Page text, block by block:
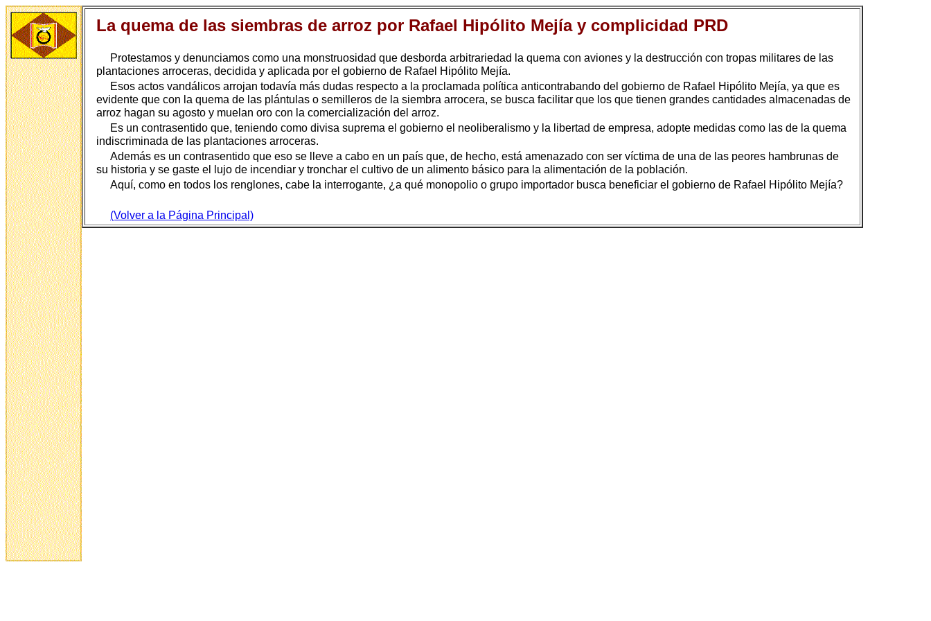
La quema de las siembras de arroz por Rafael Hipólito Mejía y complicidad PRD
Protestamos y denunciamos como una monstruosidad que desborda arbitrariedad la quema con aviones y la destrucción con tropas militares de las
plantaciones arroceras, decidida y aplicada por el gobierno de Rafael Hipólito Mejía.
Esos actos vandálicos arrojan todavía más dudas respecto a la proclamada política anticontrabando del gobierno de Rafael Hipólito Mejía, ya que es
evidente que con la quema de las plántulas o semilleros de la siembra arrocera, se busca facilitar que los que tienen grandes cantidades almacenadas de
arroz hagan su agosto y muelan oro con la comercialización del arroz.
Es un contrasentido que, teniendo como divisa suprema el gobierno el neoliberalismo y la libertad de empresa, adopte medidas como las de la quema
indiscriminada de las plantaciones arroceras.
Además es un contrasentido que eso se lleve a cabo en un país que, de hecho, está amenazado con ser víctima de una de las peores hambrunas de
su historia y se gaste el lujo de incendiar y tronchar el cultivo de un alimento básico para la alimentación de la población.
Aquí, como en todos los renglones, cabe la interrogante, ¿a qué monopolio o grupo importador busca beneficiar el gobierno de Rafael Hipólito Mejía?
(Volver a la Página Principal)